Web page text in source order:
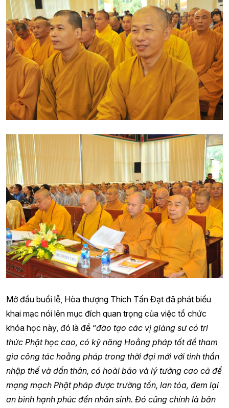
Mở đầu buổi lễ, Hòa thượng Thích Tấn Đạt đã phát biểu
khai mạc nói lên mục đích quan trọng của việc tổ chức
khóa học này, đó là để “đào tạo các vị giảng sư có tri
thức Phật học cao, có kỹ năng Hoằng pháp tốt để tham
gia công tác hoằng pháp trong thời đại mới với tinh thần
nhập thế và dấn thân, có hoài bão và lý tưởng cao cả để
mạng mạch Phật pháp được trường tồn, lan tỏa, đem lại
an bình hạnh phúc đến nhân sinh. Đó cũng chính là bản